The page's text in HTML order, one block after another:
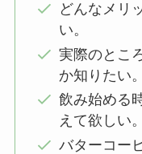
どんなメリ
い。
実際のとこ
か知りたい。
飲み始める
えて欲しい。
バターコー